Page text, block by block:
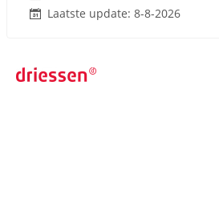
Laatste update: 8-8-2026